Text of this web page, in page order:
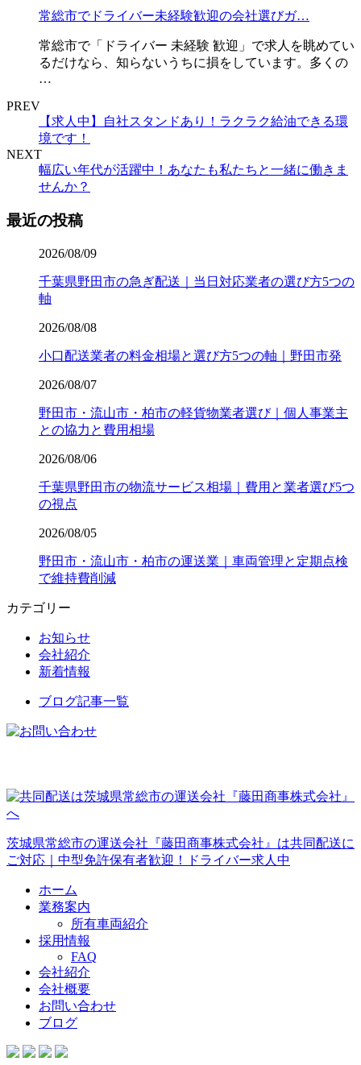
常総市でドライバー未経験歓迎の会社選びガ…
常総市で「ドライバー 未経験 歓迎」で求人を眺めてい
るだけなら、知らないうちに損をしています。多くの
…
PREV
【求人中】自社スタンドあり！ラクラク給油できる環
境です！
NEXT
幅広い年代が活躍中！あなたも私たちと一緒に働きま
せんか？
最近の投稿
2026/08/09
千葉県野田市の急ぎ配送｜当日対応業者の選び方5つの
軸
2026/08/08
小口配送業者の料金相場と選び方5つの軸｜野田市発
2026/08/07
野田市・流山市・柏市の軽貨物業者選び｜個人事業主
との協力と費用相場
2026/08/06
千葉県野田市の物流サービス相場｜費用と業者選び5つ
の視点
2026/08/05
野田市・流山市・柏市の運送業｜車両管理と定期点検
で維持費削減
カテゴリー
お知らせ
会社紹介
新着情報
ブログ記事一覧
茨城県常総市の運送会社『藤田商事株式会社』は共同配送に
ご対応｜中型免許保有者歓迎！ドライバー求人中
ホーム
業務案内
所有車両紹介
採用情報
FAQ
会社紹介
会社概要
お問い合わせ
ブログ